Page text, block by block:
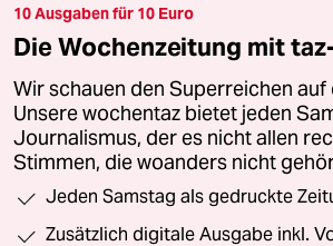
10 Ausgaben für 10 Euro
Die Wochenzeitung mit
Wir schauen den Superreichen auf
Unsere wochentaz bietet jeden
Journalismus, der es nicht allen
Stimmen, die woanders nicht
Jeden Samstag als gedruckte
Zusätzlich digitale Ausgabe inkl.